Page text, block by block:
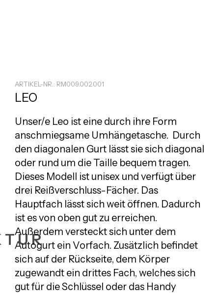
ARTIKEL-NR.: RM009.002.001
LEO
Unser/e Leo ist eine durch ihre Form
anschmiegsame Umhängetasche. Durch
den diagonalen Gurt lässt sie sich diagonal
oder rund um die Taille bequem tragen.
Dieses Modell ist unisex und verfügt über
drei Reißverschluss-Fächer. Das
Hauptfach lässt sich weit öffnen. Dadurch
ist es von oben gut zu erreichen.
Außerdem versteckt sich unter dem
Autogurt ein Vorfach. Zusätzlich befindet
sich auf der Rückseite, dem Körper
zugewandt ein drittes Fach, welches sich
gut für die Schlüssel oder das Handy